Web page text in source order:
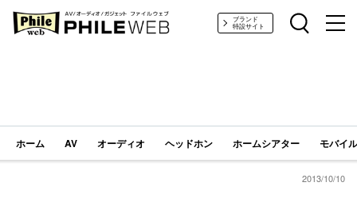
PHILE WEB｜AV/オーディオ/ガジェットブランド
特設サイト
ホーム AV オーディオ ヘッドホン ホームシアター モバイ
2013/10/10